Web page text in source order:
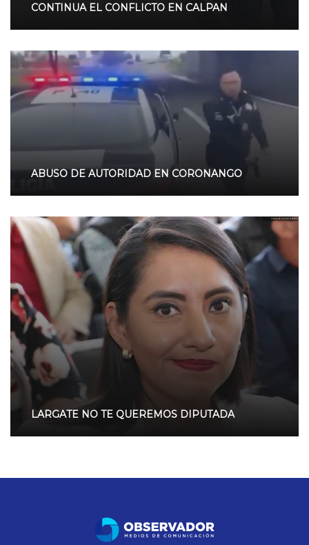
CONTINUA EL CONFLICTO EN CALPAN
ABUSO DE AUTORIDAD EN CORONANGO
LARGATE NO TE QUEREMOS DIPUTADA